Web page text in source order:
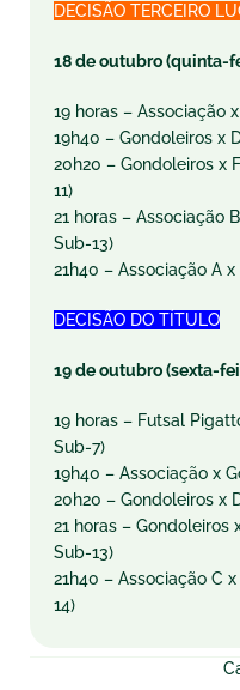
DECISÃO TERCEIRO
18 de outubro (quinta-
19 horas – Associação
19h40 – Gondoleiros x
20h20 – Gondoleiros x
11)
21 horas – Associação
Sub-13)
21h40 – Associação A
DECISÃO DO TÍTULO
19 de outubro (sexta-
19 horas – Futsal
Sub-7)
19h40 – Associação x
20h20 – Gondoleiros x
21 horas – Gondoleiros
Sub-13)
21h40 – Associação C
14)